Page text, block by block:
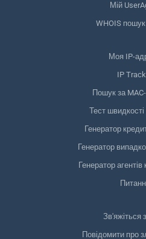
Мій
WHOIS
Моя IP-
IP
Пошук за
Тест швидкості
Генератор
Генератор
Генератор агентів
Зв'яжіться
Повідомити про